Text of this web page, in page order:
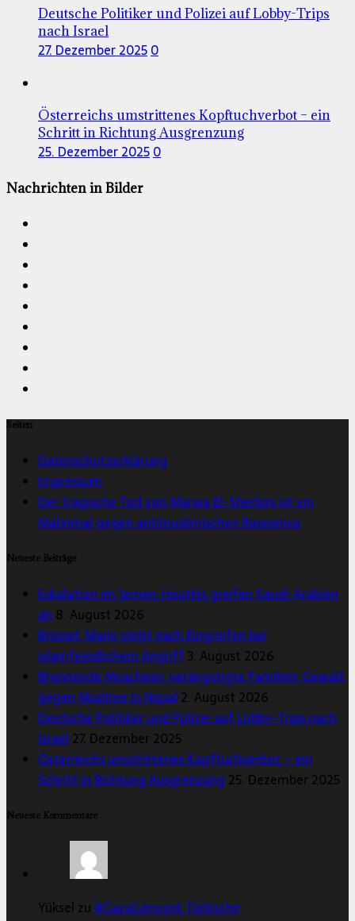
Deutsche Politiker und Polizei auf Lobby-Trips
nach Israel
27. Dezember 20250
Österreichs umstrittenes Kopftuchverbot – ein
Schritt in Richtung Ausgrenzung
25. Dezember 20250
Nachrichten in Bilder
Seiten
Datenschutzerklärung
Impressum
Der tragische Tod von Marwa El-Sherbini ist ein
Mahnmal gegen antimuslimischen Rassismus
Neueste Beiträge
Eskalation im Jemen: Houthis greifen Saudi-Arabien
an 8. August 2026
Brüssel: Mann stirbt nach Eingreifen bei
islamfeindlichem Angriff3. August 2026
Brennende Moscheen, verängstigte Familien: Gewalt
gegen Muslime in Nepal 2. August 2026
Deutsche Politiker und Polizei auf Lobby-Trips nach
Israel 27. Dezember 2025
Österreichs umstrittenes Kopftuchverbot – ein
Schritt in Richtung Ausgrenzung 25. Dezember 2025
Neueste Kommentare
Yüksel zu#GazaGenozid: Türkische